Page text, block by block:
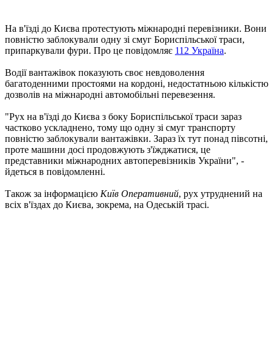
На в'їзді до Києва протестують міжнародні перевізники. Вони
повністю заблокували одну зі смуг Бориспільської траси,
припаркували фури. Про це повідомляє 112 Україна.
Водії вантажівок показують своє невдоволення
багатоденними простоями на кордоні, недостатньою кількістю
дозволів на міжнародні автомобільні перевезення.
"Рух на в'їзді до Києва з боку Бориспільської траси зараз
частково ускладнено, тому що одну зі смуг транспорту
повністю заблокували вантажівки. Зараз їх тут понад півсотні,
проте машини досі продовжують з'їжджатися, це
представники міжнародних автоперевізників України", -
йдеться в повідомленні.
Також за інформацією Київ Оперативний, рух утруднений на
всіх в'їздах до Києва, зокрема, на Одеській трасі.